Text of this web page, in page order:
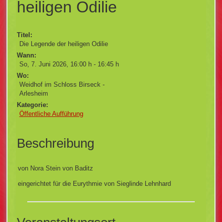
heiligen Odilie
Titel:
Die Legende der heiligen Odilie
Wann:
So, 7. Juni 2026, 16:00 h- 16:45 h
Wo:
Weidhof im Schloss Birseck -
Arlesheim
Kategorie:
Öffentliche Aufführung
Beschreibung
von Nora Stein von Baditz
eingerichtet für die Eurythmie von Sieglinde Lehnhard